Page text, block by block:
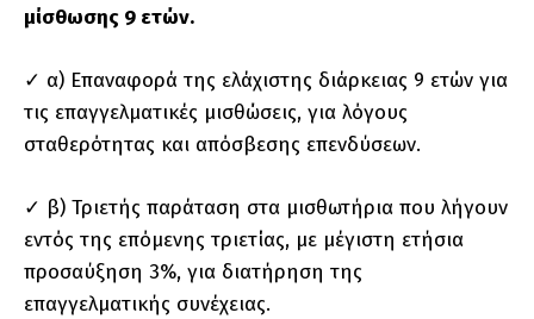
μίσθωσης 9 ετών.
✓ α) Επαναφορά της ελάχιστης διάρκειας 9 ετών για
τις επαγγελματικές μισθώσεις, για λόγους
σταθερότητας και απόσβεσης επενδύσεων.
✓ β) Τριετής παράταση στα μισθωτήρια που λήγουν
εντός της επόμενης τριετίας, με μέγιστη ετήσια
προσαύξηση 3%, για διατήρηση της
επαγγελματικής συνέχειας.